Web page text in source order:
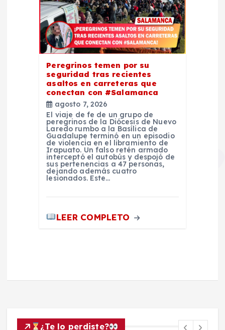
Peregrinos temen por su
seguridad tras recientes
asaltos en carreteras que
conectan con #Salamanca
agosto 7, 2026
El viaje de fe de un grupo de
peregrinos de la Diócesis de Nuevo
Laredo rumbo a la Basílica de
Guadalupe terminó en un episodio
de violencia en el libramiento de
Irapuato. Un falso retén armado
interceptó el autobús y despojó de
sus pertenencias a 47 personas,
dejando además cuatro
lesionados. Este…
LEER COMPLETO
¿Te lo perdiste?